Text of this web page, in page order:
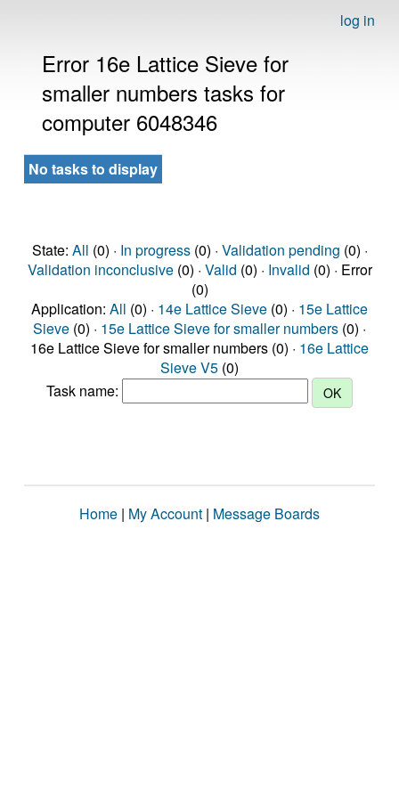
log in
Error 16e Lattice Sieve for
smaller numbers tasks for
computer 6048346
No tasks to display
State: All (0) · In progress(0) · Validation pending (0) ·
Validation inconclusive(0) · Valid (0) · Invalid (0) · Error
(0)
Application: All (0) · 14e Lattice Sieve (0) · 15e Lattice
Sieve (0) · 15e Lattice Sieve for smaller numbers (0) ·
16e Lattice Sieve for smaller numbers (0) · 16e Lattice
Sieve V5 (0)
Task name:
Home | My Account | Message Boards